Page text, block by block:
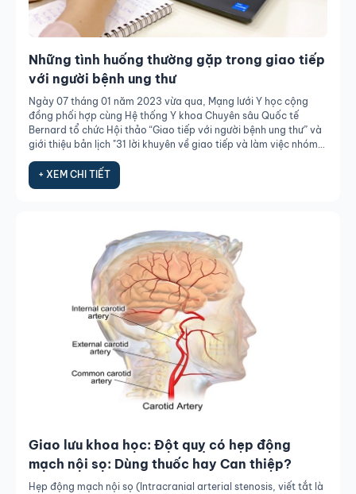
Những tình huống thường gặp trong giao tiếp
với người bệnh ung thư
Ngày 07 tháng 01 năm 2023 vừa qua, Mạng lưới Y học cộng
đồng phối hợp cùng Hệ thống Y khoa Chuyên sâu Quốc tế
Bernard tổ chức Hội thảo “Giao tiếp với người bệnh ung thư” và
giới thiệu bản lịch "31 lời khuyên về giao tiếp và làm việc nhóm
thông điệp hữu ích khi giao tiếp và làm việc nhóm trong chăm
sóc, điều trị K. Đây là hoạt động nằm trong chuỗi chương trình
+ XEM CHI TIẾT
Giao lưu khoa học: Đột quỵ có hẹp động
mạch nội sọ: Dùng thuốc hay Can thiệp?
Hẹp động mạch nội sọ (Intracranial arterial stenosis, viết tắt là